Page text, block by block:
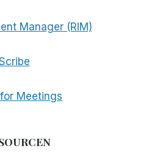
Manager (RIM)
Meetings